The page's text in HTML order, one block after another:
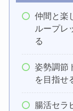
仲間と楽
ループレ
る
姿勢調節
を目指せ
腸活セラ